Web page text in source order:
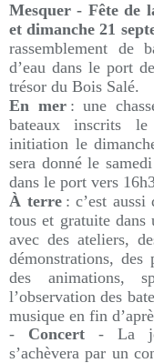
Mesquer - Fête de
et dimanche 21
rassemblement de
d’eau dans le port
trésor du Bois Salé.
En mer:une
bateaux inscrits
initiation le
sera donné le
dans le port vers
À terre:c’est
tous et gratuite
avec des ateliers,
démonstrations, des
des animations,
l’observation des
musique en fin
- Concert - La
s’achèvera par un